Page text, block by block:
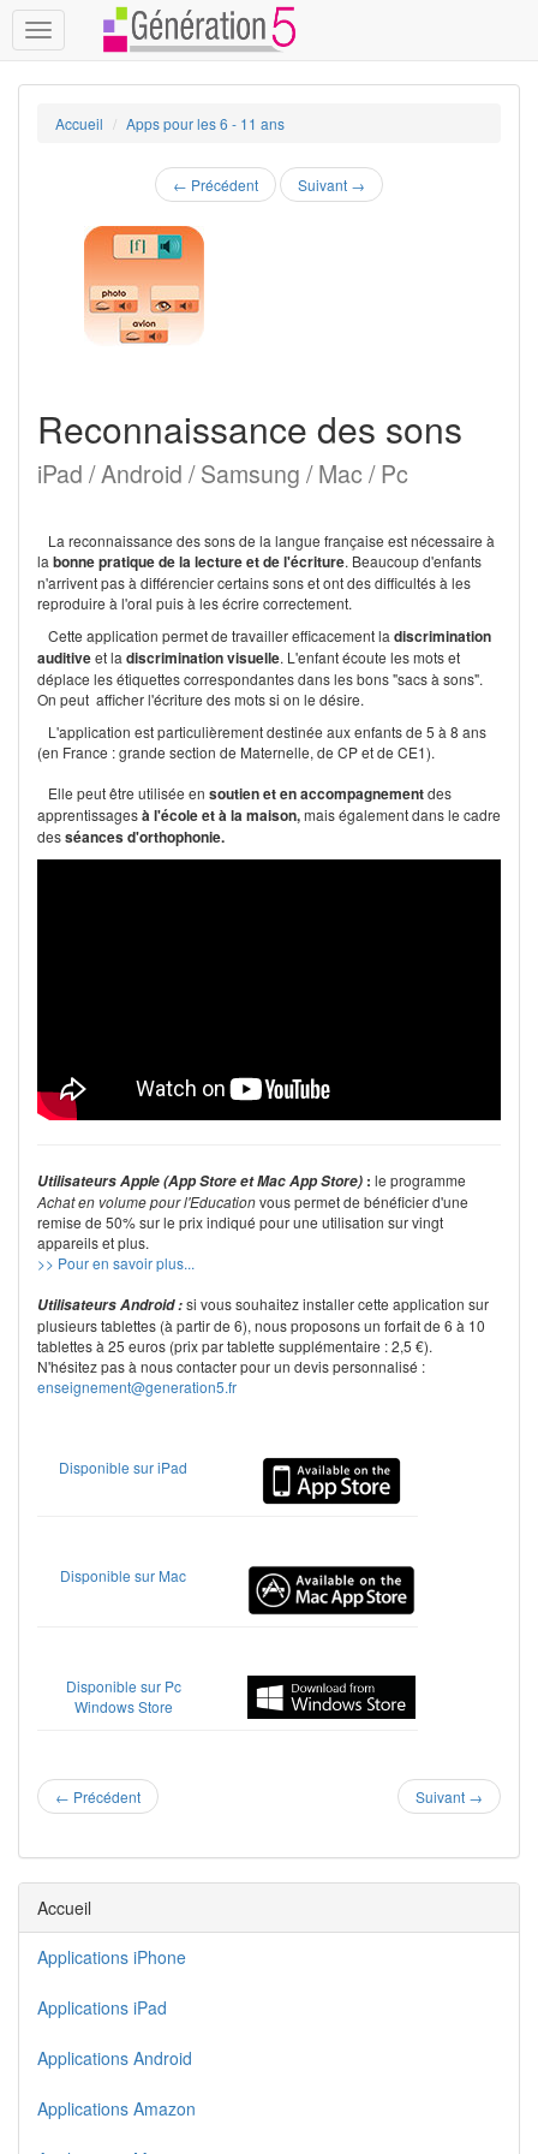
Toggle
navigation
Accueil Apps pour les 6 - 11 ans
← Précédent Suivant →
Reconnaissance des sons
iPad / Android / Samsung / Mac / Pc
La reconnaissance des sons de la langue française est nécessaire à
la bonne pratique de la lecture et de l'écriture. Beaucoup d'enfants
n'arrivent pas à différencier certains sons et ont des difficultés à les
reproduire à l'oral puis à les écrire correctement.
Cette application permet de travailler efficacement la discrimination
auditiveet la discrimination visuelle. L'enfant écoute les mots et
déplace les étiquettes correspondantes dans les bons "sacs à sons".
On peut afficher l'écriture des mots si on le désire.
L'application est particulièrement destinée aux enfants de 5 à 8 ans
(en France : grande section de Maternelle, de CP et de CE1).
Elle peut être utilisée en soutien et en accompagnementdes
apprentissagesà l'école et à la maison,mais également dans le cadre
desséances d'orthophonie.
Utilisateurs Apple (App Store et Mac App Store) : le programme
Achat en volume pour l'Educationvous permet de bénéficier d'une
remise de 50% sur le prix indiqué pour une utilisation sur vingt
appareils et plus.
>> Pour en savoir plus...
Utilisateurs Android :si vous souhaitez installer cette application sur
plusieurs tablettes (à partir de 6), nous proposons un forfait de 6 à 10
tablettes à 25 euros (prix par tablette supplémentaire : 2,5 €).
N'hésitez pas à nous contacter pour un devis personnalisé :
enseignement@generation5.fr
Disponible sur iPad
Disponible sur Mac
Disponible sur Pc
Windows Store
← Précédent Suivant →
Accueil
Applications iPhone
Applications iPad
Applications Android
Applications Amazon